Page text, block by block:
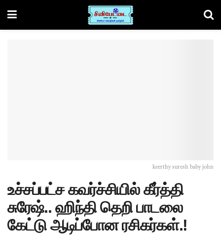
keerthy suresh baby john
உச்சப்பட்ச கவர்ச்சியில் கீர்த்தி
சுரேஷ்.. ஹிந்தி தெறி பாடலை
கேட்டு ஆடிப்போன ரசிகர்கள்.!